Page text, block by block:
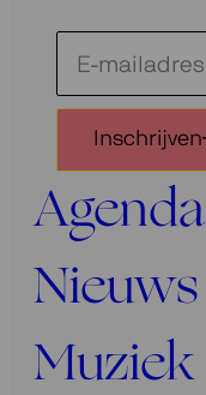
Schrijf
je
voor
onze
nieuwsbrief
Inschrijven
Agenda
Nieuws
Muziek